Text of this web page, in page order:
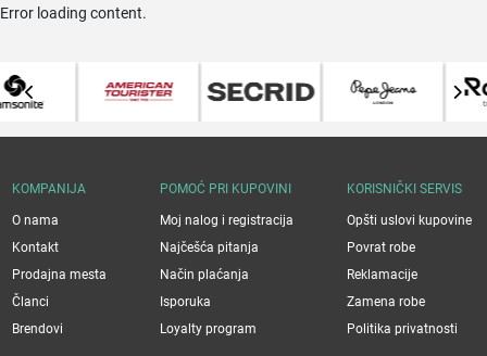
Error loading content.
KOMPANIJA
O nama
Kontakt
Prodajna mesta
Članci
Brendovi
POMOĆ PRI KUPOVINI
Moj nalog i registracija
Najčešća pitanja
Način plaćanja
Isporuka
Loyalty program
KORISNIČKI SERVIS
Opšti uslovi kupovine
Povrat robe
Reklamacije
Zamena robe
Politika privatnosti